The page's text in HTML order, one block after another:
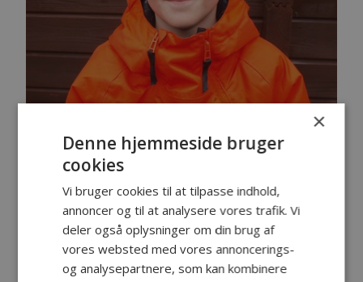
Vi plejer at kåre årets junior den sidste dag vi
mødes før Jul. Men grundet Corona blev det udsat.
×
Denne hjemmeside bruger
cookies
Vi bruger cookies til at tilpasse indhold,
annoncer og til at analysere vores trafik. Vi
deler også oplysninger om din brug af
vores websted med vores annoncerings-
og analysepartnere, som kan kombinere